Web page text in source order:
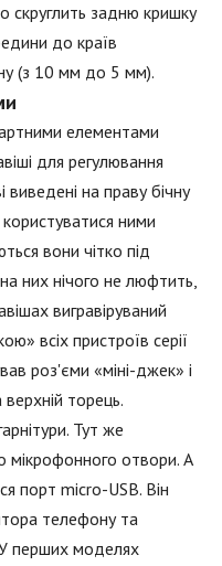
скруглить задню кришку
до країв
(з 10 мм до 5 мм).
елементами
для регулювання
виведені на праву бічну
ними
вони чітко під
них нічого не люфтить,
вигравіруваний
всіх пристроїв серії
роз'єми «міні-джек» і
торець.
Тут же
мікрофонного отвори. А
порт micro-USB. Він
телефону та
перших моделях